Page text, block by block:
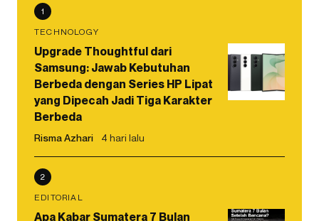
1
TECHNOLOGY
Upgrade Thoughtful dari
Samsung: Jawab Kebutuhan
Berbeda dengan Series HP Lipat
yang Dipecah Jadi Tiga Karakter
Berbeda
Risma Azhari 4 hari lalu
2
EDITORIAL
Apa Kabar Sumatera 7 Bulan